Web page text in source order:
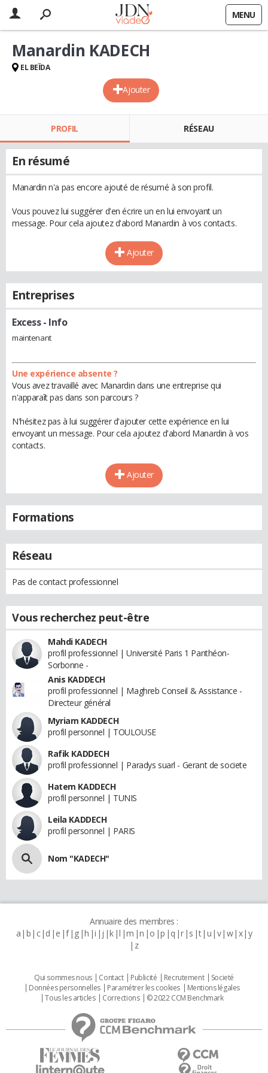
MENU
Ajouter
Manardin KADECH
EL BEÏDA
PROFIL RÉSEAU
En résumé
Manardin n'a pas encore ajouté de résumé à son profil.
Vous pouvez lui suggérer d'en écrire un en lui envoyant un
message. Pour cela ajoutez d'abord Manardin à vos contacts.
Ajouter
Entreprises
Excess- Info
maintenant
Une expérience absente ?
Vous avez travaillé avec Manardin dans une entreprise qui
n'apparaît pas dans son parcours ?
N'hésitez pas à lui suggérer d'ajouter cette expérience en lui
envoyant un message. Pour cela ajoutez d'abord Manardin à vos
contacts.
Ajouter
Formations
Réseau
Pas de contact professionnel
Vous recherchez peut-être
Mahdi KADECH
profil professionnel | Université Paris 1 Panthéon-
Sorbonne -
Anis KADDECH
profil professionnel | Maghreb Conseil & Assistance -
Directeur général
Myriam KADDECH
profil personnel | TOULOUSE
Rafik KADDECH
profil professionnel | Paradys suarl - Gerant de societe
Hatem KADDECH
profil personnel | TUNIS
Leila KADDECH
profil personnel | PARIS
Nom "KADECH"
Annuaire des membres :
a b c d e f g h i j k l m n o p q r s t u v w x y
z
Qui sommes nous Contact Publicité Recrutement
Societé
Données personnelles
Paramétrer les cookies
Mentions légales
Tous les articles
Corrections © 2022 CCM Benchmark